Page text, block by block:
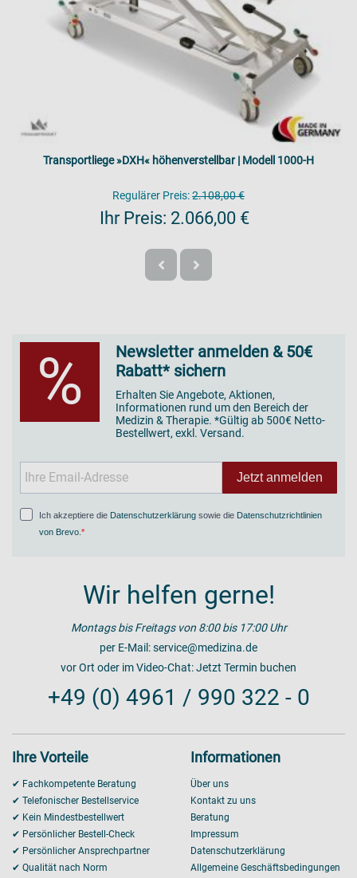
Transportliege »DXH« höhenverstellbar | Modell 1000-H
Regulärer Preis:2.108,00 €
Ihr Preis: 2.066,00 €
%
Newsletter anmelden & 50€
Rabatt* sichern
Erhalten Sie Angebote, Aktionen,
Informationen rund um den Bereich der
Medizin & Therapie. *Gültig ab 500€ Netto-
Bestellwert, exkl. Versand.
Jetzt anmelden
Ich akzeptiere die Datenschutzerklärung sowie die Datenschutzrichtlinien
von Brevo
Wir helfen gerne!
Montags bis Freitags von 8:00 bis 17:00 Uhr
per E-Mail:service@medizina.de
vor Ort oder im Video-Chat:Jetzt Termin buchen
+49 (0) 4961 / 990 322 - 0
Ihre Vorteile
✔ Fachkompetente Beratung
✔ Telefonischer Bestellservice
✔ Kein Mindestbestellwert
✔ Persönlicher Bestell-Check
✔ Persönlicher Ansprechpartner
✔ Qualität nach Norm
Informationen
Über uns
Kontakt zu uns
Beratung
Impressum
Datenschutzerklärung
Allgemeine Geschäftsbedingungen